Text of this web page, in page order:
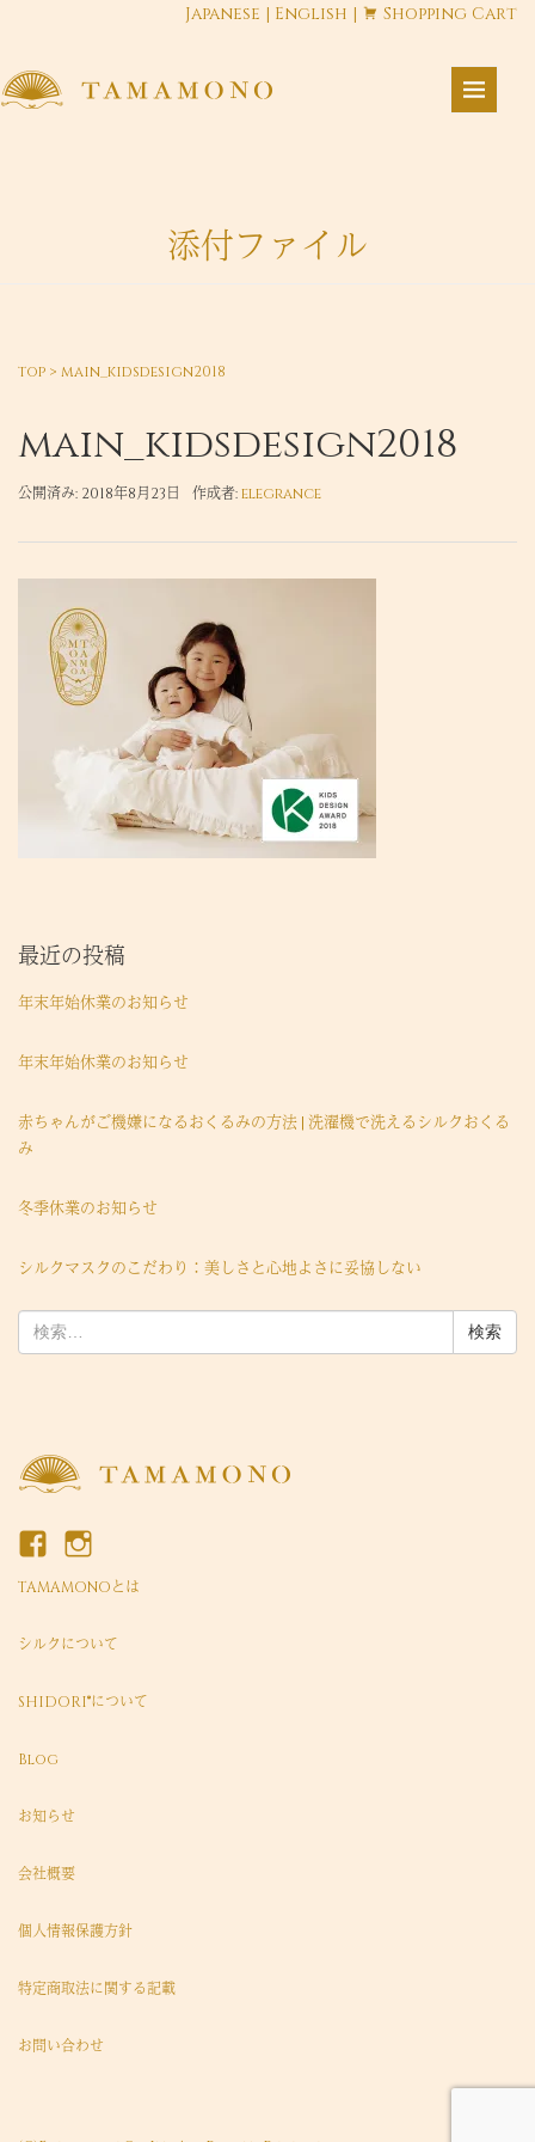
Japanese | English | Shopping Cart
添付ファイル
top > main_kidsdesign2018
main_kidsdesign2018
公開済み: 2018年8月23日 作成者:elegrance
最近の投稿
年末年始休業のお知らせ
年末年始休業のお知らせ
赤ちゃんがご機嫌になるおくるみの方法 | 洗濯機で洗えるシルクおくる
み
冬季休業のお知らせ
シルクマスクのこだわり：美しさと心地よさに妥協しない
索:
TAMAMONOとは
シルクについて
SHIDORI®について
Blog
お知らせ
会社概要
個人情報保護方針
特定商取法に関する記載
お問い合わせ